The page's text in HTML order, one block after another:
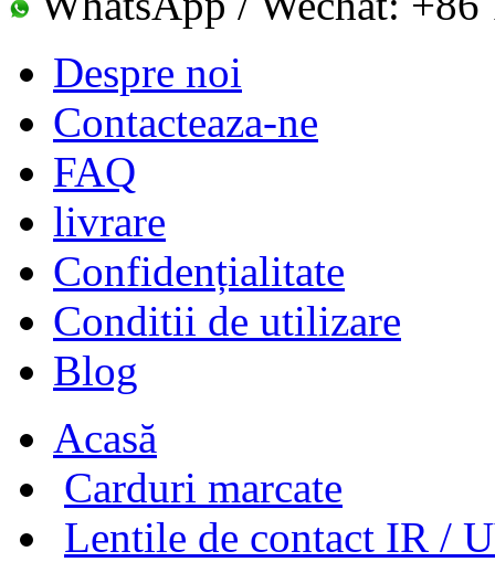
Despre noi
Contacteaza-ne
FAQ
livrare
Confidențialitate
Conditii de utilizare
Blog
Acasă
Carduri marcate
Lentile de contact IR /